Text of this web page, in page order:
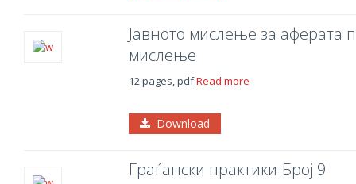
Јавното мислење за аферата
мислење
12 pages, pdfRead more
Download
Граѓански практики-Број 9